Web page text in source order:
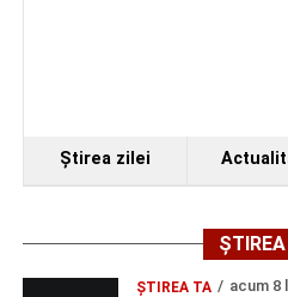
reprezintă doar începutul
avea loc pe parcursul
și de a lua parte la un
Ştirea zilei
ŞTIREA TA acum 8